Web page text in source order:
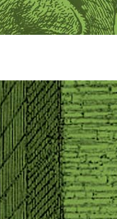
Бизнес-
книги